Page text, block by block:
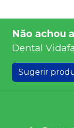
Não achou
Dental
Sugerir